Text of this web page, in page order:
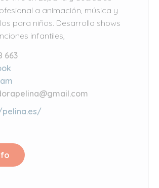
a animación, música y
para niños. Desarrolla shows
infantiles,
663